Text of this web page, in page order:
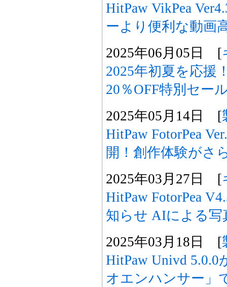
HitPaw VikPea
ーより便利な動画
2025年06月05日 [
2025年初夏を応援
20％OFF特別セー
2025年05月14日 [
HitPaw FotorPea
開！創作体験がさ
2025年03月27日 [
HitPaw FotorPea
知らせ AIによる写
2025年03月18日 [
HitPaw Univd 5.0.0
オエンハンサー」